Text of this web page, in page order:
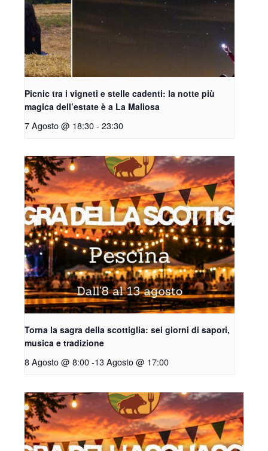
Picnic tra i vigneti e stelle cadenti: la notte più
magica dell’estate è a La Maliosa
7 Agosto @ 18:30- 23:30
Torna la sagra della scottiglia: sei giorni di sapori,
musica e tradizione
8 Agosto @ 8:00-13 Agosto @ 17:00